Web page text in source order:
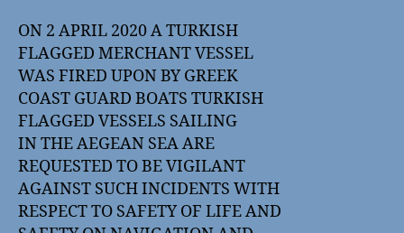
ON 2 APRIL 2020 A TURKISH
FLAGGED MERCHANT VESSEL
WAS FIRED UPON BY GREEK
COAST GUARD BOATS TURKISH
FLAGGED VESSELS SAILING
IN THE AEGEAN SEA ARE
REQUESTED TO BE VIGILANT
AGAINST SUCH INCIDENTS WITH
RESPECT TO SAFETY OF LIFE AND